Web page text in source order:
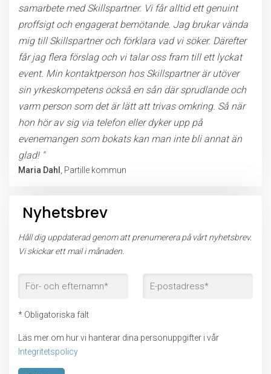
samarbete med Skillspartner. Vi får alltid ett genuint
proffsigt och engagerat bemötande. Jag brukar vända
mig till Skillspartner och förklara vad vi söker. Därefter
får jag flera förslag och vi talar oss fram till ett lyckat
event. Min kontaktperson hos Skillspartner är utöver
sin yrkeskompetens också en sån där sprudlande och
varm person som det är lätt att trivas omkring. Så när
hon hör av sig via telefon eller dyker upp på
evenemangen som bokats kan man inte bli annat än
glad! "
Maria Dahl , Partille kommun
Nyhetsbrev
Håll dig uppdaterad genom att prenumerera på vårt nyhetsbrev.
Vi skickar ett mail i månaden.
* Obligatoriska fält
Läs mer om hur vi hanterar dina personuppgifter i vår
Integritetspolicy